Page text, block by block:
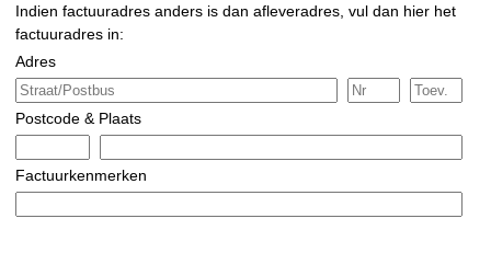
Indien factuuradres anders is dan afleveradres, vul dan hier het
factuuradres in:
Adres
Postcode & Plaats
Factuurkenmerken